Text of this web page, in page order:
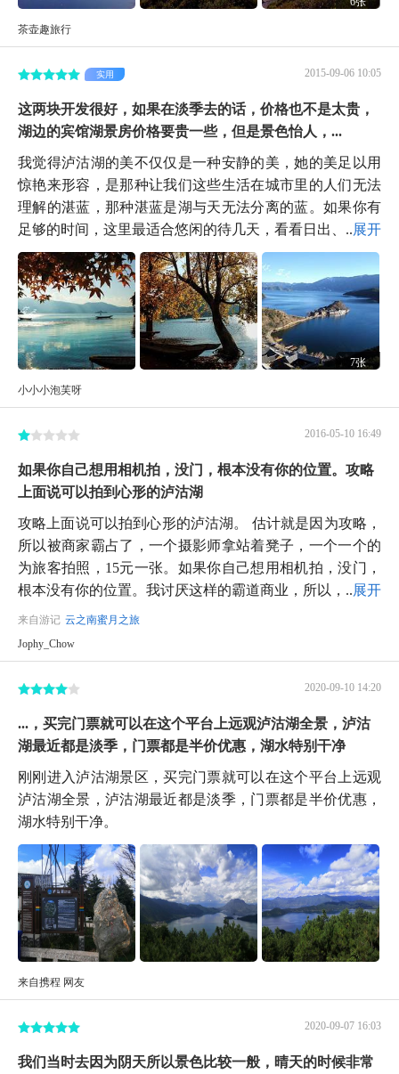
茶壶趣旅行
2015-09-06 10:05
实用
这两块开发很好，如果在淡季去的话，价格也不是太贵，
湖边的宾馆湖景房价格要贵一些，但是景色怡人，...
我觉得泸沽湖的美不仅仅是一种安静的美，她的美足以用
惊艳来形容，是那种让我们这些生活在城市里的人们无法
理解的湛蓝，那种湛蓝是湖与天无法分离的蓝。如果你有
足够的时间，这里最适合悠闲的待几天，看看日出、...展开
7张
小小小泡芙呀
2016-05-10 16:49
如果你自己想用相机拍，没门，根本没有你的位置。攻略
上面说可以拍到心形的泸沽湖
攻略上面说可以拍到心形的泸沽湖。 估计就是因为攻略，
所以被商家霸占了，一个摄影师拿站着凳子，一个一个的
为旅客拍照，15元一张。如果你自己想用相机拍，没门，
根本没有你的位置。我讨厌这样的霸道商业，所以，...展开
来自游记 云之南蜜月之旅
Jophy_Chow
2020-09-10 14:20
...，买完门票就可以在这个平台上远观泸沽湖全景，泸沽
湖最近都是淡季，门票都是半价优惠，湖水特别干净
刚刚进入泸沽湖景区，买完门票就可以在这个平台上远观
泸沽湖全景，泸沽湖最近都是淡季，门票都是半价优惠，
湖水特别干净。
来自携程 网友
2020-09-07 16:03
我们当时去因为阴天所以景色比较一般，晴天的时候非常